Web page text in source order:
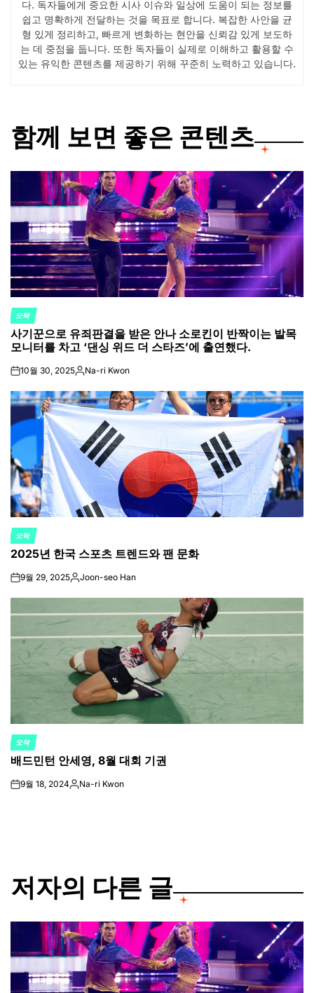
다. 독자들에게 중요한 시사 이슈와 일상에 도움이 되는 정보를
쉽고 명확하게 전달하는 것을 목표로 합니다. 복잡한 사안을 균
형 있게 정리하고, 빠르게 변화하는 현안을 신뢰감 있게 보도하
는 데 중점을 둡니다. 또한 독자들이 실제로 이해하고 활용할 수
있는 유익한 콘텐츠를 제공하기 위해 꾸준히 노력하고 있습니다.
함께 보면 좋은 콘텐츠
POSTED
IN
오락
사기꾼으로 유죄판결을 받은 안나 소로킨이 반짝이는 발목
모니터를 차고 ‘댄싱 위드 더 스타즈’에 출연했다.
on10월 30, 2025Posted
Na-ri Kwon
POSTED
IN
오락
2025년 한국 스포츠 트렌드와 팬 문화
on9월 29, 2025Posted
Joon-seo Han
POSTED
IN
오락
배드민턴 안세영, 8월 대회 기권
on9월 18, 2024Posted
Na-ri Kwon
저자의 다른 글